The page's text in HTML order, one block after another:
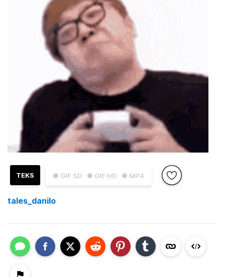
● GIF SD ● GIF HD ● MP4
TEKS
tales_danilo